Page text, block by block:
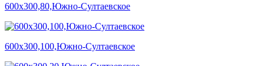
600х300,80,Южно-Султаевское
600х300,100,Южно-Султаевское